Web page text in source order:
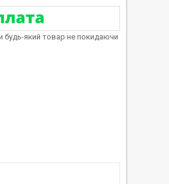
будь-який товар не покидаючи